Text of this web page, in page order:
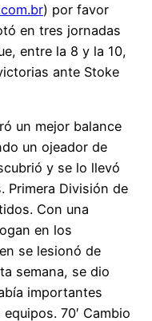
) por favor
en tres jornadas
entre la 8 y la 10,
ante Stoke
un mejor balance
un ojeador de
y se lo llevó
Primera División de
Con una
en los
se lesionó de
semana, se dio
importantes
70′ Cambio